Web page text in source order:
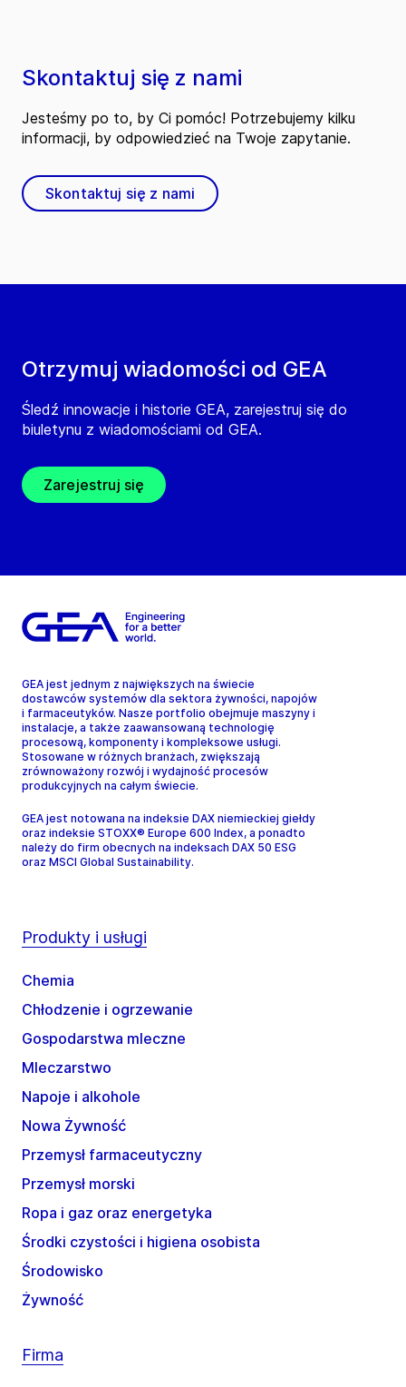
Otrzymuj wiadomości od GEA
Śledź innowacje i historie GEA, zarejestruj się do
biuletynu z wiadomościami od GEA.
Zarejestruj się
Skontaktuj się z nami
Jesteśmy po to, by Ci pomóc! Potrzebujemy kilku
informacji, by odpowiedzieć na Twoje zapytanie.
Skontaktuj się z nami
GEA jest jednym z największych na świecie
dostawców systemów dla sektora żywności, napojów
i farmaceutyków. Nasze portfolio obejmuje maszyny i
instalacje, a także zaawansowaną technologię
procesową, komponenty i kompleksowe usługi.
Stosowane w różnych branżach, zwiększają
zrównoważony rozwój i wydajność procesów
produkcyjnych na całym świecie.
GEA jest notowana na indeksie DAX niemieckiej giełdy
oraz indeksie STOXX® Europe 600 Index, a ponadto
należy do firm obecnych na indeksach DAX 50 ESG
oraz MSCI Global Sustainability.
Produkty i usługi
Chemia
Chłodzenie i ogrzewanie
Gospodarstwa mleczne
Mleczarstwo
Napoje i alkohole
Nowa Żywność
Przemysł farmaceutyczny
Przemysł morski
Ropa i gaz oraz energetyka
Środki czystości i higiena osobista
Środowisko
Żywność
Firma